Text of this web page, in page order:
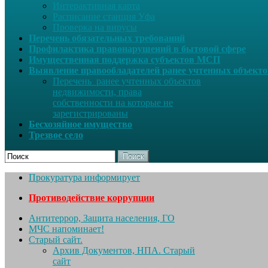
Интерактивная карта
Расписание станция Уфа
Проверка на вирусы
Перечень обязательных требований
Профилактика правонарушений в бытовой сфере
Имущественная поддержка субъектов МСП
Выявление правообладателей ранее учтенных
Перечень ранее учтенных объектов
недвижимости, права
собственности на которые не
зарегистрированы
Бесхозяйное имущество
Трезвое село
Поиск
Прокуратура информирует
Противодействие коррупции
Антитеррор, Защита населения, ГО
МЧС напоминает!
Старый сайт.
Архив Документов, НПА. Старый
сайт